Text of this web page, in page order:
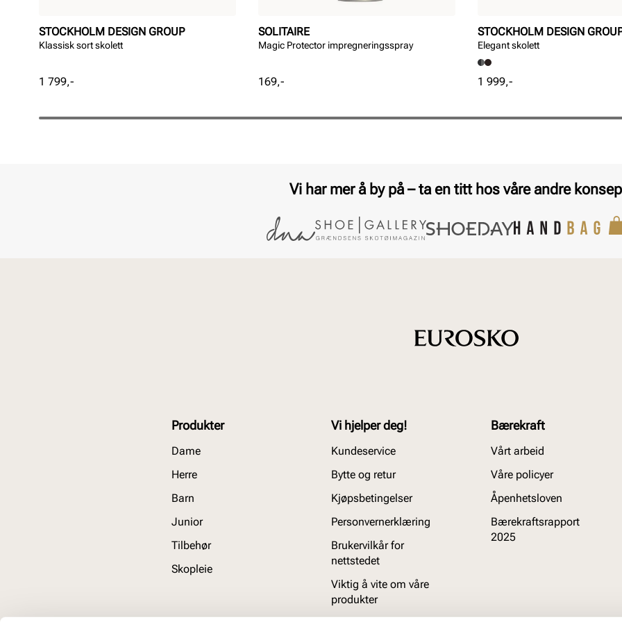
STOCKHOLM DESIGN GROUP
Klassisk sort skolett
Pris
1 799,-
SOLITAIRE
Magic Protector impregneringsspray
Pris
169,-
STOCKHOLM DESIGN
Elegant skolett
Pris
1 999,-
Vi har mer å by på – ta en titt hos våre andre
Produkter
Dame
Herre
Barn
Junior
Tilbehør
Skopleie
Vi hjelper deg!
Kundeservice
Bytte og retur
Kjøpsbetingelser
Personvernerklæring
Brukervilkår for
nettstedet
Viktig å vite om våre
produkter
Bærekraft
Vårt arbeid
Våre policyer
Åpenhetsloven
Bærekraftsrapport
2025